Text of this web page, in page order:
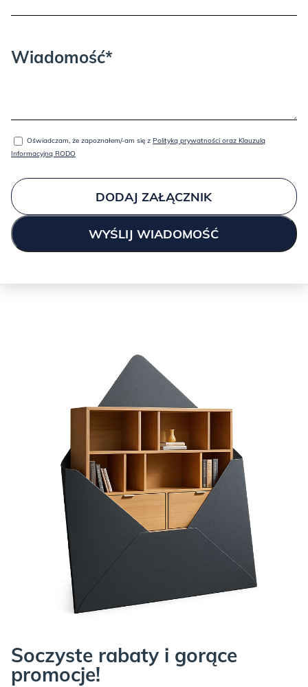
Wiadomość*
Oświadczam, że zapoznałem/-am się z Polityką prywatności oraz Klauzulą
Informacyjną RODO
DODAJ ZAŁĄCZNIK
Soczyste rabaty i gorące
promocje!